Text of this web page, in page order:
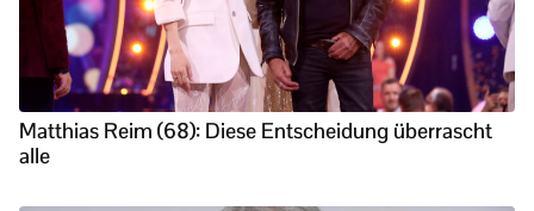
Matthias Reim (68): Diese Entscheidung überrascht
alle